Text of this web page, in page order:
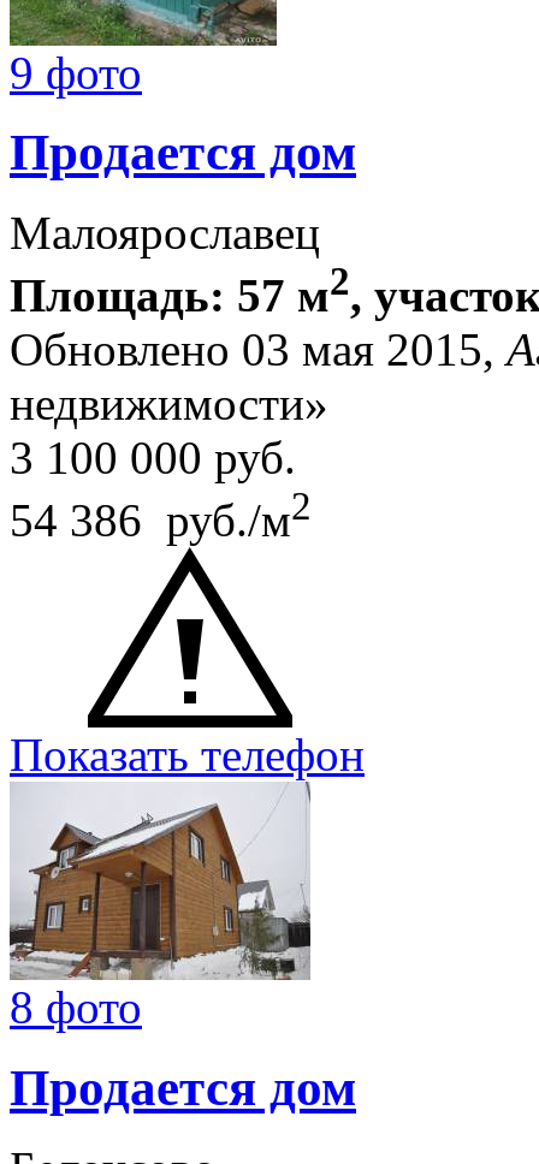
9 фото
Продается дом
Малоярославец
Площадь: 57 м2,
Обновлено 03 мая 2015,
недвижимости»
3 100 000 руб.
54 386 руб./м2
Показать телефон
8 фото
Продается дом